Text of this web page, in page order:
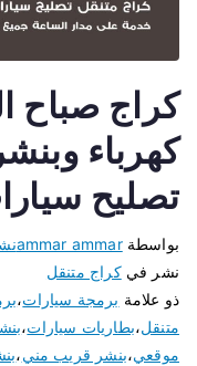
كهرباء
تصليح
بواسطةammar ammar
نشر فيكراج متنقل
ذو علامة برمجة سيارات،
متنقل،بطاريات سيارات،
موقعي،بنشر قريب مني،